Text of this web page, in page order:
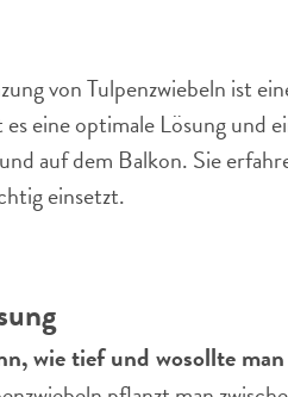
von Tulpenzwiebeln ist
eine optimale Lösung und
auf dem Balkon. Sie
einsetzt.
wie tief und wosollte